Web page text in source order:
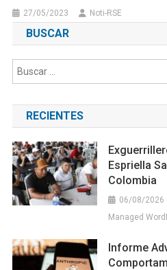
27/05/2023 Noti-RSE
BUSCAR
RECIENTES
Espriella
Colombia
06/08/2026
Managed
Informe